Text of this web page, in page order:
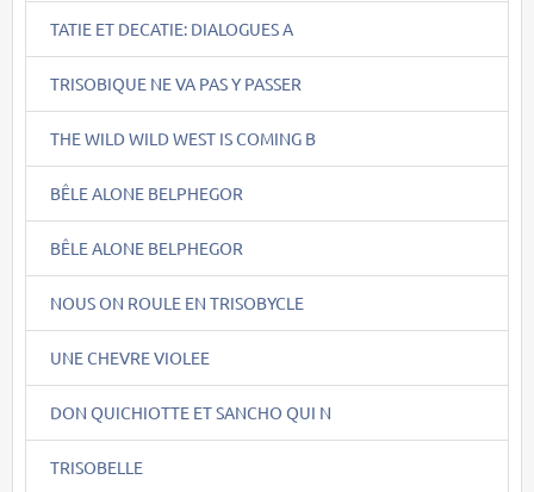
TATIE ET DECATIE: DIALOGUES A
TRISOBIQUE NE VA PAS Y PASSER
THE WILD WILD WEST IS COMING B
BÊLE ALONE BELPHEGOR
BÊLE ALONE BELPHEGOR
NOUS ON ROULE EN TRISOBYCLE
UNE CHEVRE VIOLEE
DON QUICHIOTTE ET SANCHO QUI N
TRISOBELLE